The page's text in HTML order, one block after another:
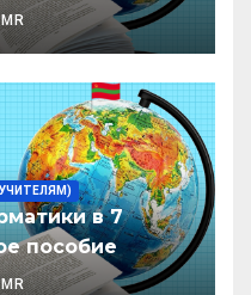
27 уч. год
в 7
пособие